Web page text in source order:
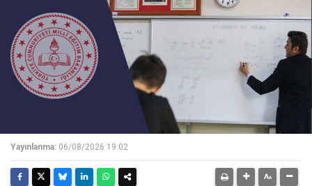
Yayınlanma: 06/08/2026 19:02